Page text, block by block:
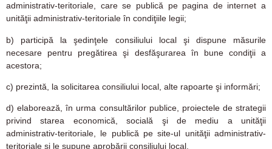
administrativ-teritoriale, care se publică pe pagina de internet a
unităţii administrativ-teritoriale în condiţiile legii;
b) participă la şedinţele consiliului local şi dispune măsurile
necesare pentru pregătirea şi desfăşurarea în bune condiţii a
acestora;
c) prezintă, la solicitarea consiliului local, alte rapoarte şi informări;
d) elaborează, în urma consultărilor publice, proiectele de strategii
privind starea economică, socială şi de mediu a unităţii
administrativ-teritoriale, le publică pe site-ul unităţii administrativ-
teritoriale şi le supune aprobării consiliului local.